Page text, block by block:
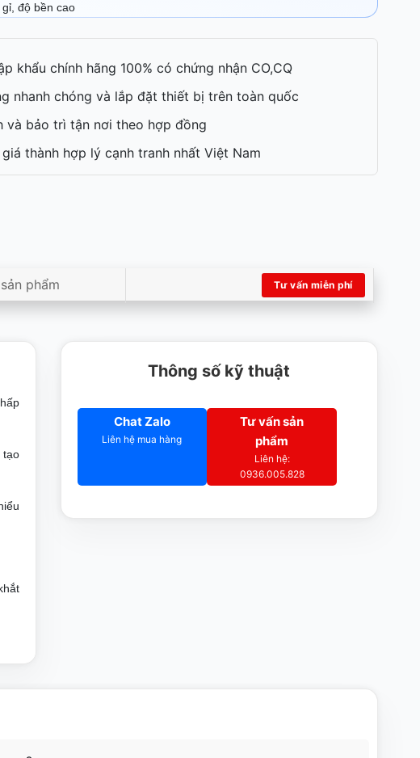
độ bền cao
khẩu chính hãng 100% có chứng nhận CO,CQ
nhanh chóng và lắp đặt thiết bị trên toàn quốc
và bảo trì tận nơi theo hợp đồng
thành hợp lý cạnh tranh nhất Việt Nam
phẩm Tư vấn miễn phí
tạo
Thông số kỹ thuật
Chat Zalo
Liên hệ mua hàng
Tư vấn sản
phẩm
Liên hệ:
0936.005.828